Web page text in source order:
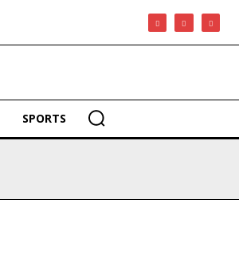
SPORTS